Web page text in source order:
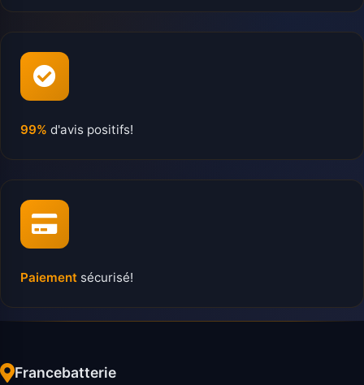
99% d'avis positifs!
Paiement sécurisé!
Francebatterie